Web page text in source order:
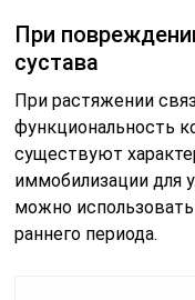
При
сустава
При растяжении
функциональность
существуют
иммобилизации для
можно
раннего периода.